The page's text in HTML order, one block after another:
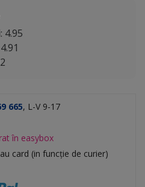
4.95
665, L-V 9-17
în easybox
card (in funcție de curier)